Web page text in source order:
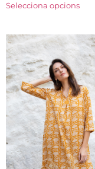
Selecciona opcions